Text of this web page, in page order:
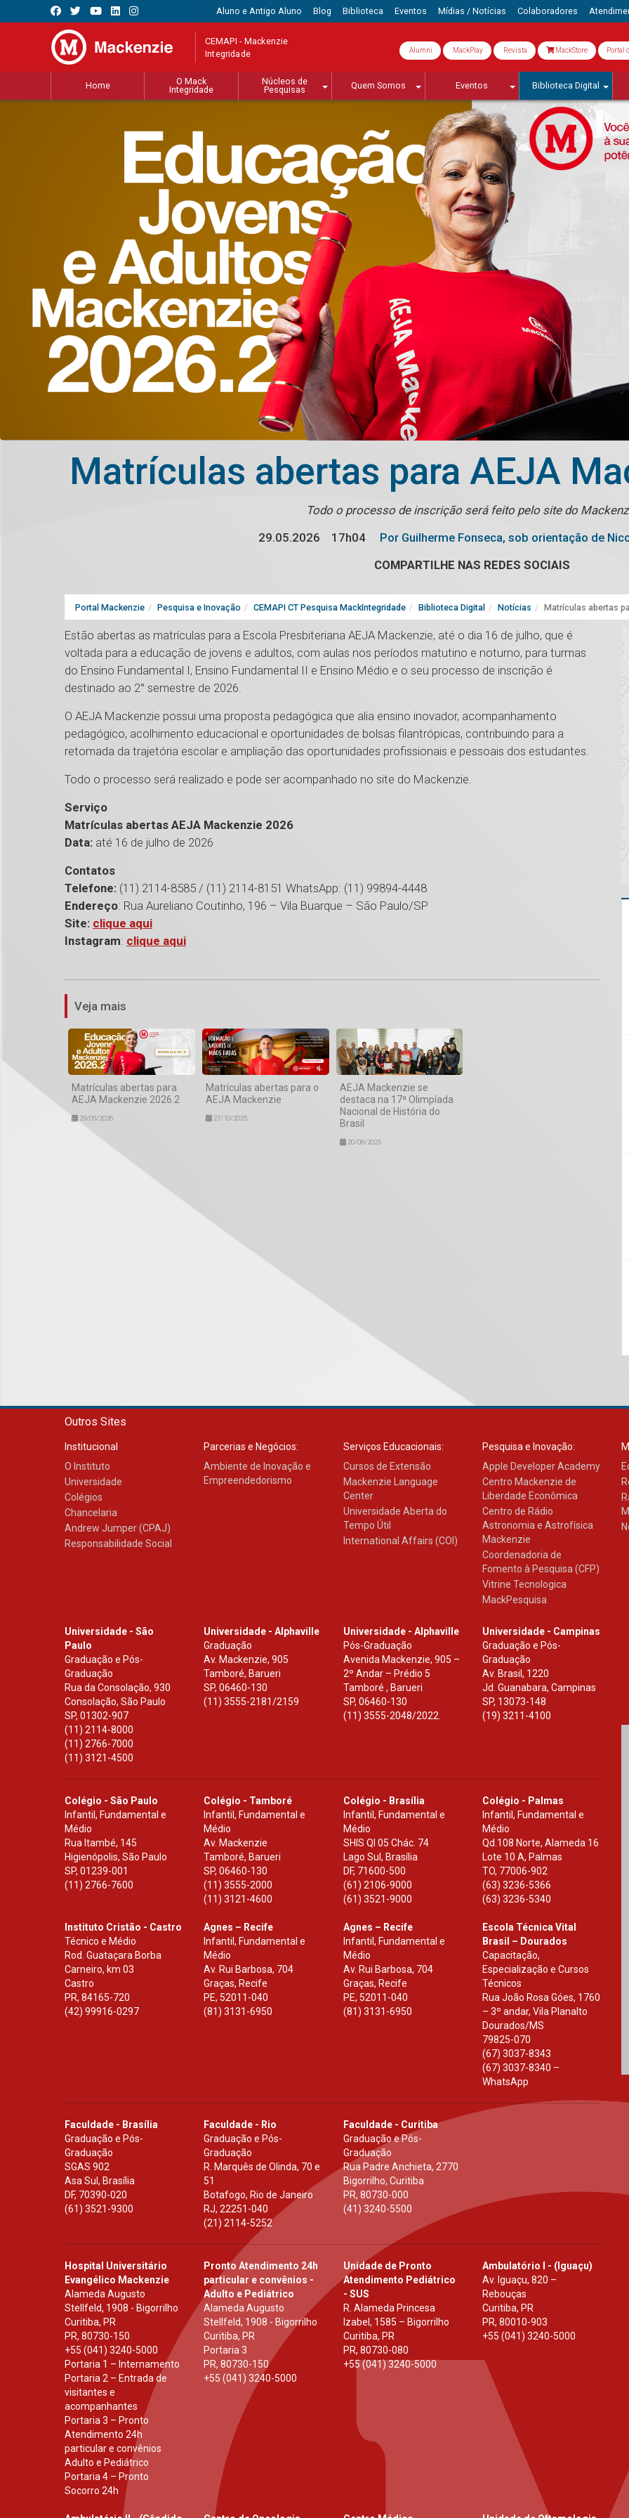
Aluno e Antigo Aluno Blog Biblioteca Eventos Mídias / Notícias Colaboradores
CEMAPI - Mackenzie
Integridade Alumni MackPlay Revista MackStore Portal
Home
O Mack
Integridade
Núcleos de
Pesquisas
Quem Somos Eventos Biblioteca Digital
Matrículas abertas para AEJA
Todo o processo de inscrição será feito pelo site do
29.05.2026
17h04
Por Guilherme Fonseca, sob orientação de
COMPARTILHE NAS REDES SOCIAIS
Portal Mackenzie Pesquisa e Inovação CEMAPI CT Pesquisa MackIntegridade Biblioteca Digital Notícias Matrículas abertas
Estão abertas as matrículas para a Escola Presbiteriana AEJA Mackenzie, até o dia 16 de julho, que é
voltada para a educação de jovens e adultos, com aulas nos períodos matutino e noturno, para turmas
do Ensino Fundamental I, Ensino Fundamental II e Ensino Médio e o seu processo de inscrição é
destinado ao 2° semestre de 2026.
O AEJA Mackenzie possui uma proposta pedagógica que alia ensino inovador, acompanhamento
pedagógico, acolhimento educacional e oportunidades de bolsas filantrópicas, contribuindo para a
retomada da trajetória escolar e ampliação das oportunidades profissionais e pessoais dos estudantes.
Todo o processo será realizado e pode ser acompanhado no site do Mackenzie.
Serviço
Matrículas abertas AEJA Mackenzie 2026
Data: até 16 de julho de 2026
Contatos
Telefone: (11) 2114-8585 / (11) 2114-8151 WhatsApp: (11) 99894-4448
Endereço: Rua Aureliano Coutinho, 196 – Vila Buarque – São Paulo/SP
Site: clique aqui
Instagram: clique aqui
Veja mais
Matrículas abertas para
AEJA Mackenzie 2026.2
29/05/2026
Matrículas abertas para o
AEJA Mackenzie
27/10/2025
AEJA Mackenzie se
destaca na 17ª Olimpíada
Nacional de História do
Brasil
20/08/2025
Outros Sites
Institucional
O Instituto
Universidade
Colégios
Chancelaria
Andrew Jumper (CPAJ)
Responsabilidade Social
Parcerias e Negócios:
Ambiente de Inovação e
Empreendedorismo
Serviços Educacionais:
Cursos de Extensão
Mackenzie Language
Center
Universidade Aberta do
Tempo Útil
International Affairs (COI)
Pesquisa e Inovação:
Apple Developer Academy
Centro Mackenzie de
Liberdade Econômica
Centro de Rádio
Astronomia e Astrofísica
Mackenzie
Coordenadoria de
Fomento à Pesquisa (CFP)
Vitrine Tecnologica
MackPesquisa
Universidade - São
Paulo
Graduação e Pós-
Graduação
Rua da Consolação, 930
Consolação, São Paulo
SP, 01302-907
(11) 2114-8000
(11) 2766-7000
(11) 3121-4500
Universidade - Alphaville
Graduação
Av. Mackenzie, 905
Tamboré, Barueri
SP,06460-130
(11) 3555-2181/2159
Universidade - Alphaville
Pós-Graduação
Avenida Mackenzie, 905 –
2º Andar – Prédio 5
Tamboré , Barueri
SP, 06460-130
(11) 3555-2048/2022.
Universidade - Campinas
Graduação e Pós-
Graduação
Av. Brasil, 1220
Jd. Guanabara, Campinas
SP, 13073-148
(19) 3211-4100
Colégio - São Paulo
Infantil, Fundamental e
Médio
Rua Itambé, 145
Higienópolis, São Paulo
SP, 01239-001
(11) 2766-7600
Colégio - Tamboré
Infantil, Fundamental e
Médio
Av. Mackenzie
Tamboré, Barueri
SP,06460-130
(11) 3555-2000
(11) 3121-4600
Colégio - Brasília
Infantil, Fundamental e
Médio
SHIS Ql 05 Chác. 74
Lago Sul, Brasília
DF, 71600-500
(61) 2106-9000
(61) 3521-9000
Colégio - Palmas
Infantil, Fundamental e
Médio
Qd.108 Norte, Alameda 16
Lote 10 A, Palmas
TO, 77006-902
(63) 3236-5366
(63) 3236-5340
Instituto Cristão - Castro
Técnico e Médio
Rod. Guataçara Borba
Carneiro, km 03
Castro
PR, 84165-720
(42) 99916-0297
Agnes – Recife
Infantil, Fundamental e
Médio
Av. Rui Barbosa, 704
Graças, Recife
PE, 52011-040
(81) 3131-6950
Agnes – Recife
Infantil, Fundamental e
Médio
Av. Rui Barbosa, 704
Graças, Recife
PE, 52011-040
(81) 3131-6950
Escola Técnica Vital
Brasil – Dourados
Capacitação,
Especialização e Cursos
Técnicos
Rua João Rosa Góes, 1760
– 3º andar, Vila Planalto
Dourados/MS
79825-070
(67) 3037-8343
(67) 3037-8340 –
WhatsApp
Faculdade - Brasília
Graduação e Pós-
Graduação
SGAS 902
Asa Sul, Brasília
DF, 70390-020
(61) 3521-9300
Faculdade - Rio
Graduação e Pós-
Graduação
R. Marquês de Olinda, 70 e
51
Botafogo, Rio de Janeiro
RJ,22251-040
(21) 2114-5252
Faculdade - Curitiba
Graduação e Pós-
Graduação
Rua Padre Anchieta, 2770
Bigorrilho, Curitiba
PR, 80730-000
(41) 3240-5500
Hospital Universitário
Evangélico Mackenzie
Alameda Augusto
Stellfeld, 1908 - Bigorrilho
Curitiba, PR
PR, 80730-150
+55 (041) 3240-5000
Portaria 1 – Internamento
Portaria 2 – Entrada de
visitantes e
acompanhantes
Portaria 3 – Pronto
Atendimento 24h
particular e convênios
Adulto e Pediátrico
Portaria 4 – Pronto
Socorro 24h
Pronto Atendimento 24h
particular e convênios -
Adulto e Pediátrico
Alameda Augusto
Stellfeld, 1908 - Bigorrilho
Curitiba, PR
Portaria 3
PR,80730-150
+55 (041) 3240-5000
Unidade de Pronto
Atendimento Pediátrico
- SUS
R. Alameda Princesa
Izabel, 1585 – Bigorrilho
Curitiba, PR
PR, 80730-080
+55 (041) 3240-5000
Ambulatório I - (Iguaçu)
Av. Iguaçu, 820 –
Rebouças
Curitiba, PR
PR, 80010-903
+55 (041) 3240-5000